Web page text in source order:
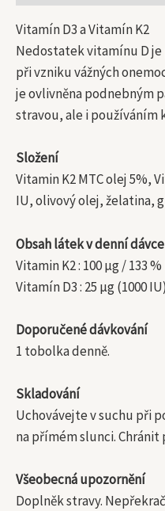
Vitamín D3 a Vitamín K2
Nedostatek vitamínu D
při vzniku vážných
je ovlivněna podnebným
stravou, ale i používáním
Složení
Vitamin K2 MTC olej 5%,
IU, olivový olej, želatina,
Obsah látek v denní
Vitamin K2 : 100 μg / 133 %
Vitamín D3 : 25 μg (1000
Doporučené dávkování
1 tobolka denně.
Skladování
Uchovávejte v suchu při
na přímém slunci. Chránit
Všeobecná upozornění
Doplněk stravy.